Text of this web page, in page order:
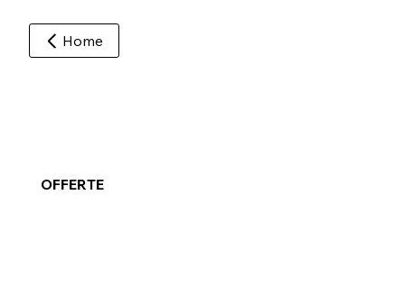
Home
OFFERTE